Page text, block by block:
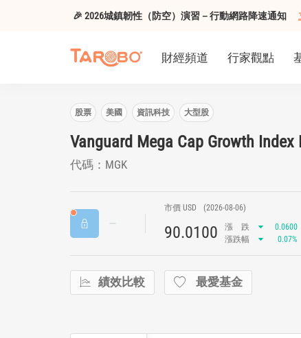
🎉 2026城鎮韌性（防空）演習－行動網路降速通知
財經頻道 行家觀點
股票 美國 資訊科技 大型股
Vanguard Mega Cap Growth Index
代碼：MGK
市價 USD (2026-08-06)
90.0100 漲 跌
0.0600
漲跌幅
0.07%
績效比較 最愛基金